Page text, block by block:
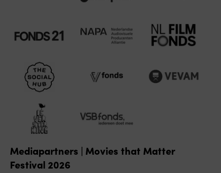
Mediapartners | Movies that Matter
Festival 2026